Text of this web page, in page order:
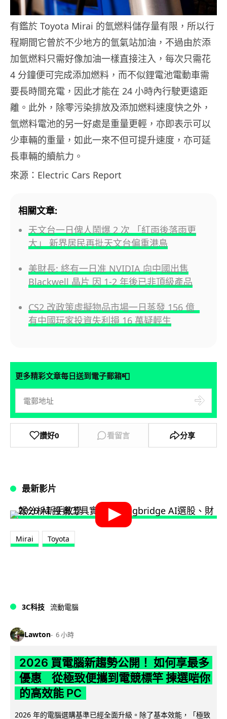
有鑑於 Toyota Mirai 的氫燃料儲存量有限，所以行
程期間它曾於不少地方的氫氣站加油，不過由於添
加氫燃料只需好像加油一樣直接注入，每次只需花
4 分鐘便可完成添加燃料，而不似鋰電池電動車需
要長時間充電，因此才能在 24 小時內行駛更遠距
離。此外，除零污染排放及添加燃料速度快之外，
氫燃料電池的另一好處是重量更輕，亦即表示可以
少車輛的重量，如此一來不但可提升速度，亦可延
長車輛的續航力。
來源：Electric Cars Report
相關文章:
天文台一日俾人鬧爆 2 次 「紅雨後落雨更
大」 新界居民再批天文台偏重港島
美財長: 終有一日准 NVIDIA 向中國出售
Blackwell 晶片 因 1-2 年後已非頂級產品
CS2 改政策虛擬物品市場一日蒸發 156 億
有中國玩家投資失利損 16 萬疑輕生
更多精彩文章每日送到電子郵箱📮
讚好0 看留言 分享
最新影片
Mirai Toyota
3C科技 流動電腦
Lawton 6 小時
2026 買電腦新趨勢公開！ 如何享最多
優惠 從極致便攜到電競標竿 揀選啱你
的高效能 PC
2026 年的電腦選購基準已經全面升級。除了基本效能，「極致